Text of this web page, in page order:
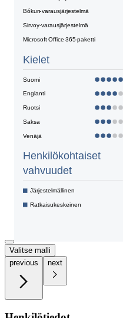
Valitse malli
previous
next